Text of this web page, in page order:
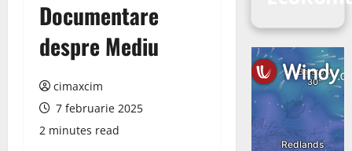
Documentare
despre Mediu
cimaxcim
7 februarie 2025
2 minutes read